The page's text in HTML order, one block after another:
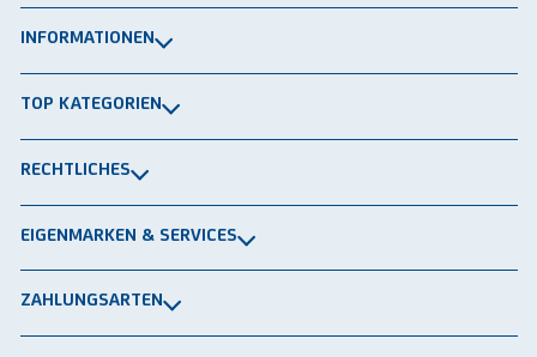
INFORMATIONEN
Newsletter
TOP KATEGORIEN
Schwerlastregale
Lagerbehälten
RECHTLICHES
Datenschutz
EIGENMARKEN & SERVICES
ZAHLUNGSARTEN